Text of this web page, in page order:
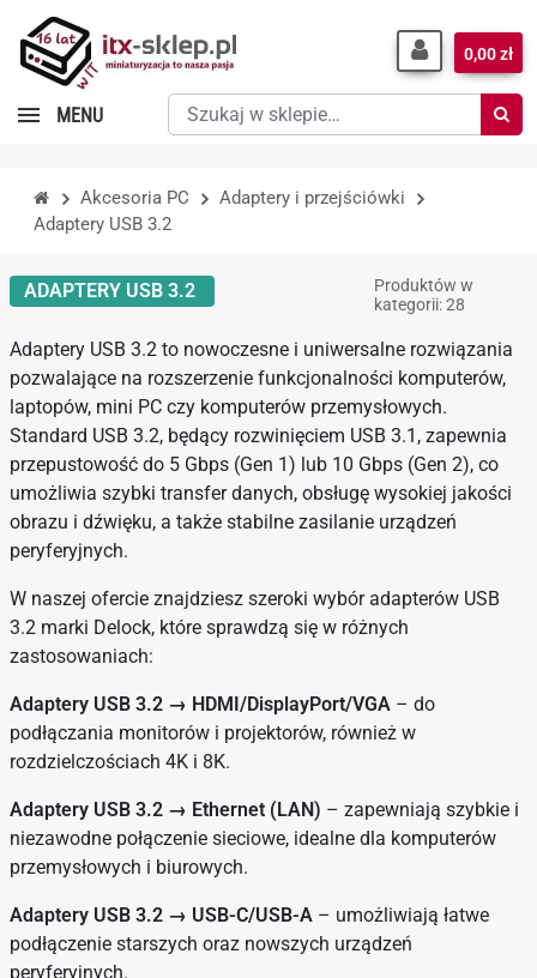
Szukaj
w
0,00 zł
MENU
Akcesoria PC
Adaptery i przejściówki
Adaptery USB 3.2
ADAPTERY USB 3.2
Produktów w
kategorii: 28
Adaptery USB 3.2 to nowoczesne i uniwersalne rozwiązania
pozwalające na rozszerzenie funkcjonalności komputerów,
laptopów, mini PC czy komputerów przemysłowych.
Standard USB 3.2, będący rozwinięciem USB 3.1, zapewnia
przepustowość do 5 Gbps (Gen 1) lub 10 Gbps (Gen 2), co
umożliwia szybki transfer danych, obsługę wysokiej jakości
obrazu i dźwięku, a także stabilne zasilanie urządzeń
peryferyjnych.
W naszej ofercie znajdziesz szeroki wybór adapterów USB
3.2 marki Delock, które sprawdzą się w różnych
zastosowaniach:
Adaptery USB 3.2 → HDMI/DisplayPort/VGA – do
podłączania monitorów i projektorów, również w
rozdzielczościach 4K i 8K.
Adaptery USB 3.2 → Ethernet (LAN) – zapewniają szybkie i
niezawodne połączenie sieciowe, idealne dla komputerów
przemysłowych i biurowych.
Adaptery USB 3.2 → USB-C/USB-A – umożliwiają łatwe
podłączenie starszych oraz nowszych urządzeń
peryferyjnych.